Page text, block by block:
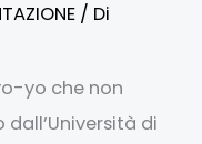
/ Di
yo che non
di